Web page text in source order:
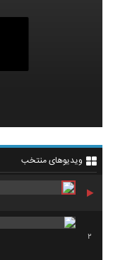
ویدیوهای منتخب
2